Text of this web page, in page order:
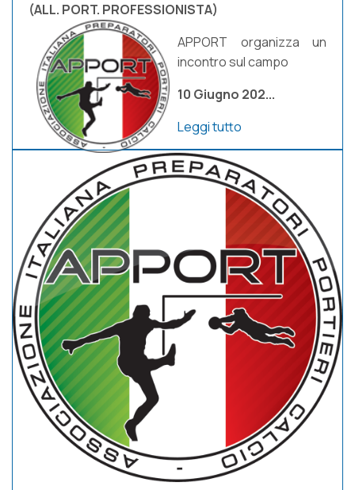
(ALL. PORT. PROFESSIONISTA)
APPORT organizza un
incontro sul campo
10 Giugno 202...
Leggi tutto